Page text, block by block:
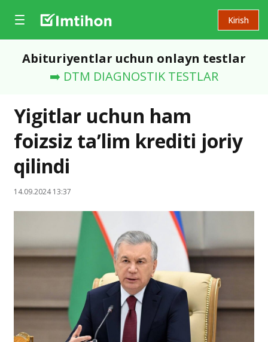
Kirish
Abituriyentlar uchun onlayn testlar
➡️ DTM DIAGNOSTIK TESTLAR
Yigitlar uchun ham
foizsiz ta’lim krediti joriy
qilindi
14.09.2024 13:37